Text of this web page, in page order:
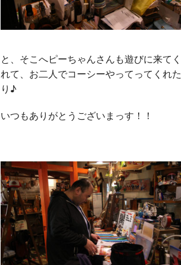
と、そこへピーちゃんさんも遊びに来てく
れて、お二人でコーシーやってってくれた
り♪
いつもありがとうございまっす！！